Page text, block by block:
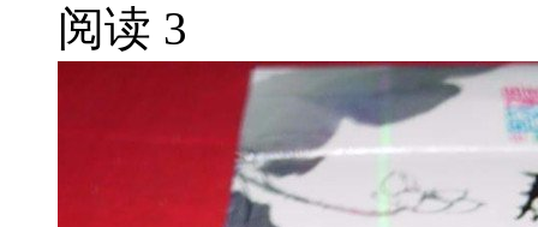
阅读 3